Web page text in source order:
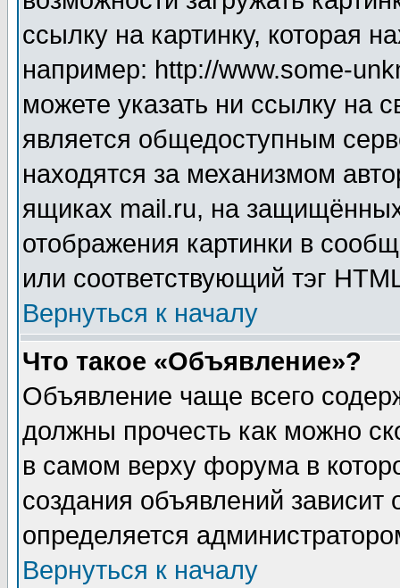
ссылку на картинку, которая
например: http://www.some-
можете указать ни ссылку на
является общедоступным
находятся за механизмом
ящиках mail.ru, на
отображения картинки в
или соответствующий тэг
Вернуться к началу
Что такое «Объявление»?
Объявление чаще всего
должны прочесть как можно
в самом верху форума в
создания объявлений зависит
определяется
Вернуться к началу